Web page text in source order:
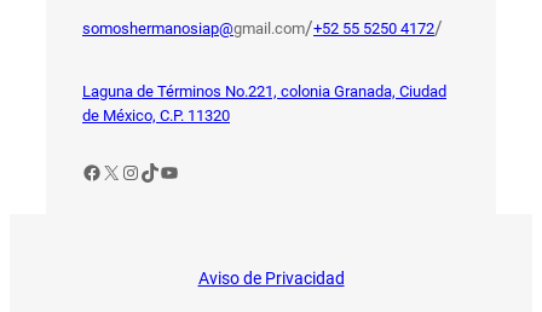
ayuda
vuelve
somoshermanosiap@gmail.com/+52 55 5250 4172/
Laguna de Términos No.221, colonia Granada, Ciudad
de México, C.P. 11320
Facebook
X Instagram
TikTok
YouTube
Aviso de Privacidad